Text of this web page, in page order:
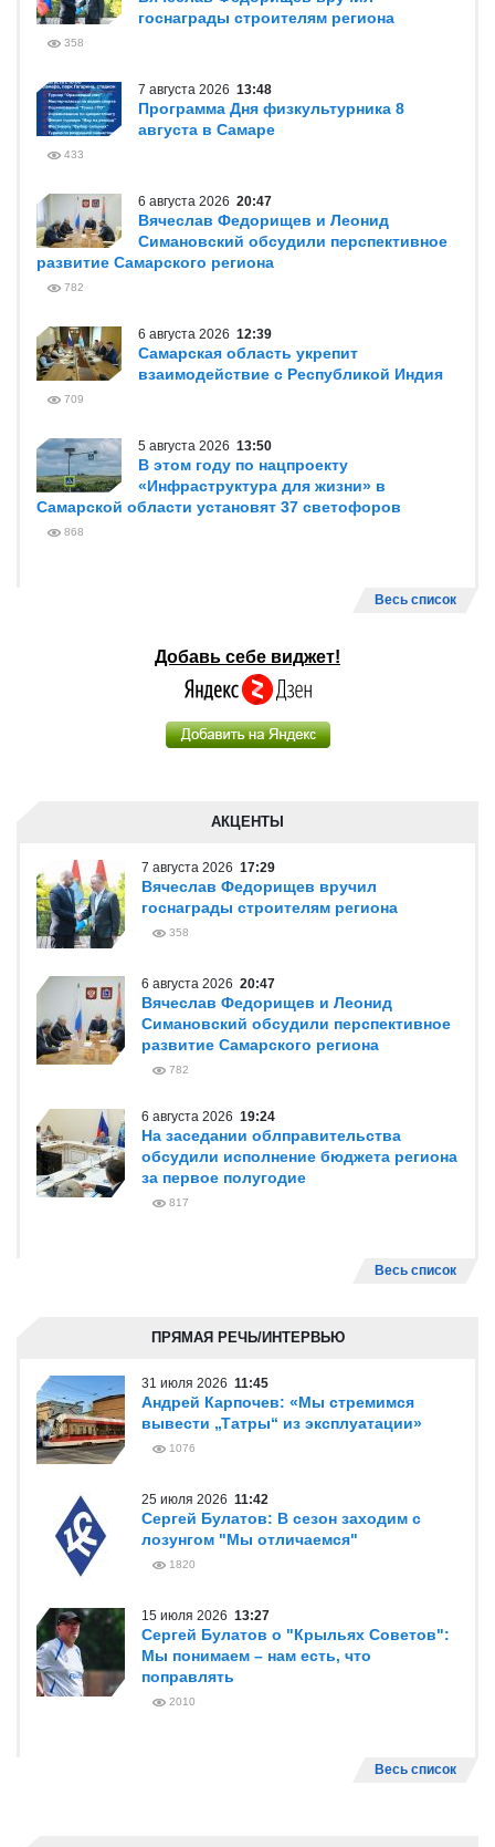
госнаграды строителям региона
358
7 августа 2026 13:48
Программа Дня физкультурника 8
августа в Самаре
433
6 августа 2026 20:47
Вячеслав Федорищев и Леонид
Симановский обсудили перспективное
развитие Самарского региона
782
6 августа 2026 12:39
Самарская область укрепит
взаимодействие с Республикой Индия
709
5 августа 2026 13:50
В этом году по нацпроекту
«Инфраструктура для жизни» в
Самарской области установят 37 светофоров
868
Весь список
Добавь себе виджет!
АКЦЕНТЫ
7 августа 2026 17:29
Вячеслав Федорищев вручил
госнаграды строителям региона
358
6 августа 2026 20:47
Вячеслав Федорищев и Леонид
Симановский обсудили перспективное
развитие Самарского региона
782
6 августа 2026 19:24
На заседании облправительства
обсудили исполнение бюджета региона
за первое полугодие
817
Весь список
ПРЯМАЯ РЕЧЬ/ИНТЕРВЬЮ
31 июля 2026 11:45
Андрей Карпочев: «Мы стремимся
вывести „Татры“ из эксплуатации»
1076
25 июля 2026 11:42
Сергей Булатов: В сезон заходим с
лозунгом "Мы отличаемся"
1820
15 июля 2026 13:27
Сергей Булатов о "Крыльях Советов":
Мы понимаем – нам есть, что
поправлять
2010
Весь список